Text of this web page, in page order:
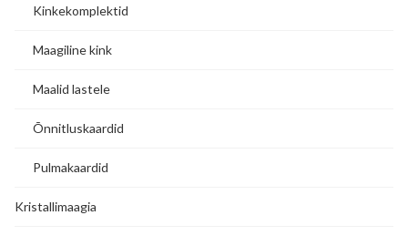
Kinkekomplektid
Maagiline kink
Maalid lastele
Õnnitluskaardid
Pulmakaardid
Kristallimaagia